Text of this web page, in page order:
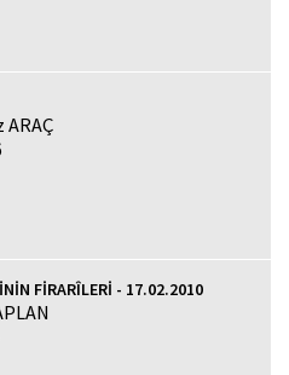
ARAÇ
FİRARÎLERİ - 17.02.2010